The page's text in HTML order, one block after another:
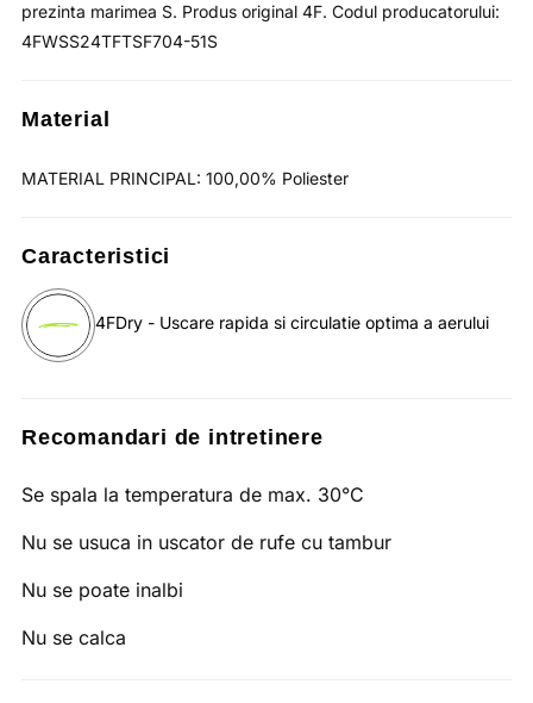
prezinta marimea S. Produs original 4F. Codul producatorului:
4FWSS24TFTSF704-51S
Material
MATERIAL PRINCIPAL: 100,00% Poliester
Caracteristici
4FDry - Uscare rapida si circulatie optima a aerului
Recomandari de intretinere
Se spala la temperatura de max. 30°C
Nu se usuca in uscator de rufe cu tambur
Nu se poate inalbi
Nu se calca